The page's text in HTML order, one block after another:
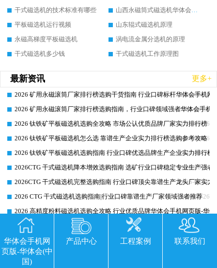
干式磁选机的技术标准有哪些
山西永磁筒式磁选机华体会手机网页版-华体会(中国)
平板磁选机运行视频
山东辊式磁选机原理
永磁高梯度平板磁选机
涡电流金属分选机的原理
干式磁选机多少钱
干式磁选机工作原理图
最新资讯 更多+
2026-06-26
2026 矿用永磁滚筒厂家排行榜选购干货指南 行业口碑标杆华体会手机网
2026-06-26
2026 矿用永磁滚筒厂家排行榜选购指南，行业口碑领域强者华体会手机
2026-06-26
2026 钛铁矿平板磁选机选购全攻略 市场公认优质品牌厂家实力排行榜
2026-06-26
2026 钛铁矿平板磁选机怎么选 靠谱生产企业实力排行榜选购参考攻略
2026-06-26
2026 钛铁矿平板磁选机选购指南 行业口碑优选品牌生产企业实力排行榜
2026-06-26
2026CTG 干式磁选机降本增效选购指南 选矿行业口碑稳定专业生产强者
2026-06-26
2026CTG 干式磁选机完整选购指南 行业口碑顶尖靠谱生产龙头厂家实力
2026-06-26
2026 CTG 干式磁选机选购指南|行业口碑靠谱生产厂家领域强者推荐
2026-06-26
2026 高精度粉料磁选机选购全攻略 行业优质品牌华体会手机网页版-华
2026-06-26
2026 高精度粉料磁选机头部厂家选购指南 行业口碑靠谱品牌推荐 领域
最新工程
华体会手机网
页版-华体会(中
国)
产品中心 工程案例 联系我们